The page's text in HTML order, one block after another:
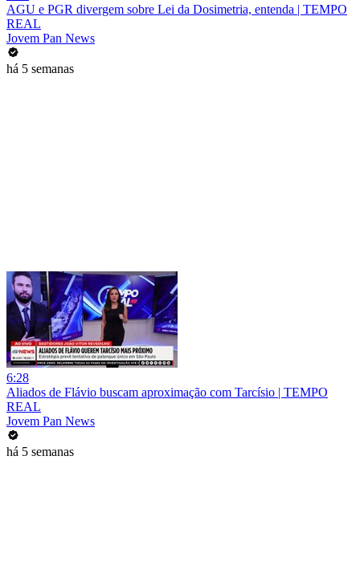
AGU e PGR divergem sobre Lei da Dosimetria, entenda | TEMPO
REAL
Jovem Pan News
há 5 semanas
6:28
Aliados de Flávio buscam aproximação com Tarcísio | TEMPO
REAL
Jovem Pan News
há 5 semanas